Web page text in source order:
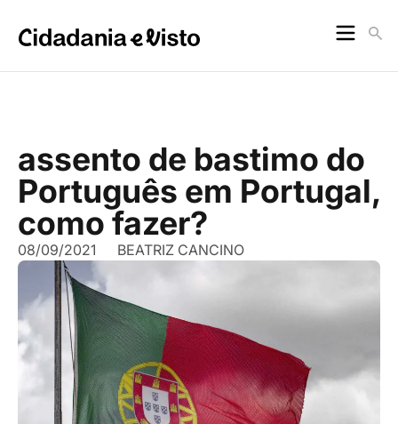
assento de bastimo do
Português em Portugal,
como fazer?
08/09/2021 BEATRIZ CANCINO